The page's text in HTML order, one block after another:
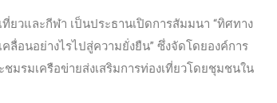
ยวและกีฬา เป็นประธานเปิดการสัมมนา “ทิศทาง
อนอย่างไรไปสู่ความยั่งยืน” ซึ่งจัดโดยองค์การ
มรมเครือข่ายส่งเสริมการท่องเที่ยวโดยชุมชนใน